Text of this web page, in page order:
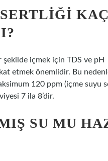
KAÇ
şekilde içmek için TDS ve pH
etmek önemlidir. Bu
120 ppm (içme suyu
7 ila 8’dir.
SU MU